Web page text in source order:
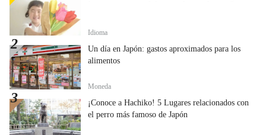
Idioma
Un día en Japón: gastos aproximados para los
alimentos
Moneda
¡Conoce a Hachiko! 5 Lugares relacionados con
el perro más famoso de Japón